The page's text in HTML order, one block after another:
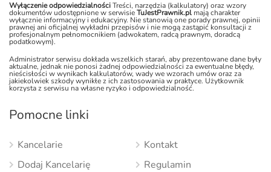
Wyłączenie odpowiedzialnościTreści, narzędzia (kalkulatory) oraz wzory
dokumentów udostępnione w serwisieTuJestPrawnik.pl mają charakter
wyłącznie informacyjny i edukacyjny. Nie stanowią one porady prawnej, opinii
prawnej ani oficjalnej wykładni przepisów i nie mogą zastąpić konsultacji z
profesjonalnym pełnomocnikiem (adwokatem, radcą prawnym, doradcą
podatkowym).
Administrator serwisu dokłada wszelkich starań, aby prezentowane dane były
aktualne, jednak nie ponosi żadnej odpowiedzialności za ewentualne błędy,
nieścisłości w wynikach kalkulatorów, wady we wzorach umów oraz za
jakiekolwiek szkody wynikłe z ich zastosowania w praktyce. Użytkownik
korzysta z serwisu na własne ryzyko i odpowiedzialność.
Pomocne linki
Kancelarie
Dodaj Kancelarię
Kontakt
Regulamin